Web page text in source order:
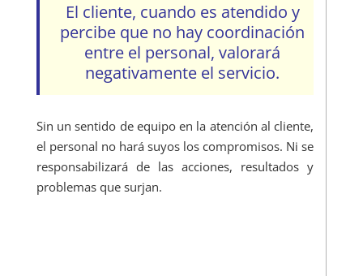
El cliente, cuando es atendido y
percibe que no hay coordinación
entre el personal, valorará
negativamente el servicio.
Sin un sentido de equipo en la atención al cliente,
el personal no hará suyos los compromisos. Ni se
responsabilizará de las acciones, resultados y
problemas que surjan.